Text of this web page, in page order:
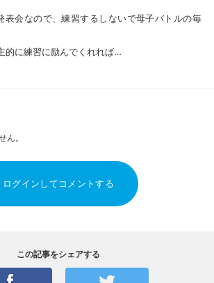
表会なので、練習するしないで母子バトルの毎
的に練習に励んでくれれば…
ん。
ログインしてコメントする
この記事をシェアする